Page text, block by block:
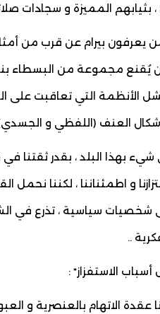
، بثيابهم المميزة و سجادات
يعرفون بيرام عن قرب من
يُقنع مجموعة من البسطاء
الأنظمة التي تعاقبت على
العنف (اللفظي و
شيء بهذا البلد ، بقدر
و اطمئناننا ، لكننا
شخصيات سياسية ، تذرع في
..
الاستفزاز* :
عقدة الاتهام بالعنصرية و